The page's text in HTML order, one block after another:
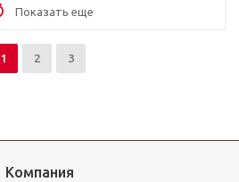
Показать еще
1 2 3
Компания